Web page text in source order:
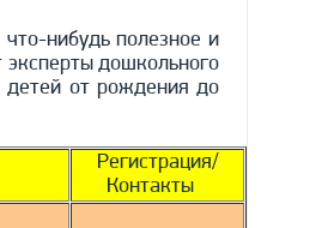
нибудь полезное и
дошкольного
детей от рождения до
Регистрация/
Контакты